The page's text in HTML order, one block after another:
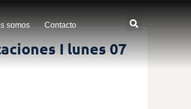
somos Contacto
I lunes 07